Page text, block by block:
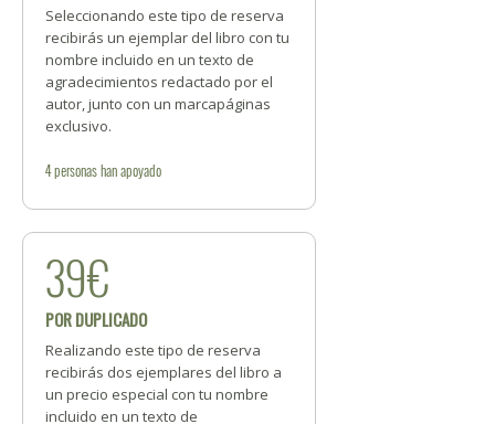
Seleccionando este tipo de reserva
recibirás un ejemplar del libro con tu
nombre incluido en un texto de
agradecimientos redactado por el
autor, junto con un marcapáginas
exclusivo.
4personashan apoyado
39€
POR DUPLICADO
Realizando este tipo de reserva
recibirás dos ejemplares del libro a
un precio especial con tu nombre
incluido en un texto de